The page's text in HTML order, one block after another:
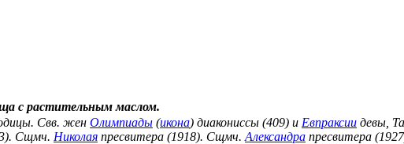
с растительным маслом.
Свв. жен Олимпиады (икона) диакониссы (409) и Евпраксии девы,
Сщмч. Николая пресвитера (1918). Сщмч. Александра пресвитера